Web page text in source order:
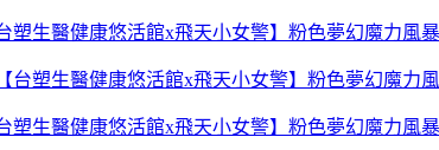
塑生醫健康悠活館x飛天小女警】粉色夢幻魔力風
塑生醫健康悠活館x飛天小女警】粉色夢幻魔力風